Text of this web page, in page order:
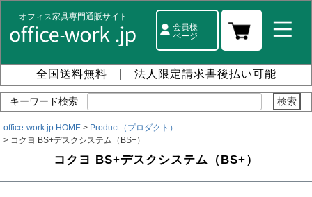
オフィス家具専門通販サイト
会員様
ページ
全国送料無料 法人限定請求書後払い可能
キーワード検索
office-work.jp HOME
Product（プロダクト）
コクヨ BS+デスクシステム（BS+）
コクヨ BS+デスクシステム（BS+）